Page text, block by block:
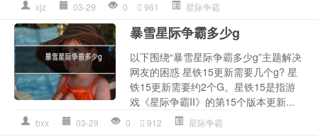
xjz 03-29 0 961 星际争霸
暴雪星际争霸多少g
以下围绕“暴雪星际争霸多少g”主题解决
网友的困惑 星铁15更新需要几个g? 星
铁15更新需要约2个G。星铁15是指游
戏《星际争霸II》的第15个版本更新...
bxx 03-29 0 912 星际争霸